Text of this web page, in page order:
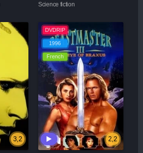
Science fiction
3,2
DVDRIP
1996
French
2,2